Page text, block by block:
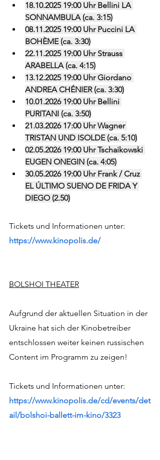
18.10.2025 19:00 Uhr Bellini LA
SONNAMBULA (ca. 3:15)
08.11.2025 19:00 Uhr Puccini LA
BOHÈME (ca. 3:30)
22.11.2025 19:00 Uhr Strauss
ARABELLA (ca. 4:15)
13.12.2025 19:00 Uhr Giordano
ANDREA CHÉNIER (ca. 3:30)
10.01.2026 19:00 Uhr Bellini
PURITANI (ca. 3:50)
21.03.2026 17:00 Uhr Wagner
TRISTAN UND ISOLDE (ca. 5:10)
02.05.2026 19:00 Uhr Tschaikowski
EUGEN ONEGIN (ca. 4:05)
30.05.2026 19:00 Uhr Frank / Cruz
EL ÚLTIMO SUENO DE FRIDA Y
DIEGO (2.50)
Tickets und Informationen unter:
https://www.kinopolis.de/
BOLSHOI THEATER
Aufgrund der aktuellen Situation in der
Ukraine hat sich der Kinobetreiber
entschlossen weiter keinen russischen
Content im Programm zu zeigen!
Tickets und Informationen unter:
https://www.kinopolis.de/cd/events/det
ail/bolshoi-ballett-im-kino/3323